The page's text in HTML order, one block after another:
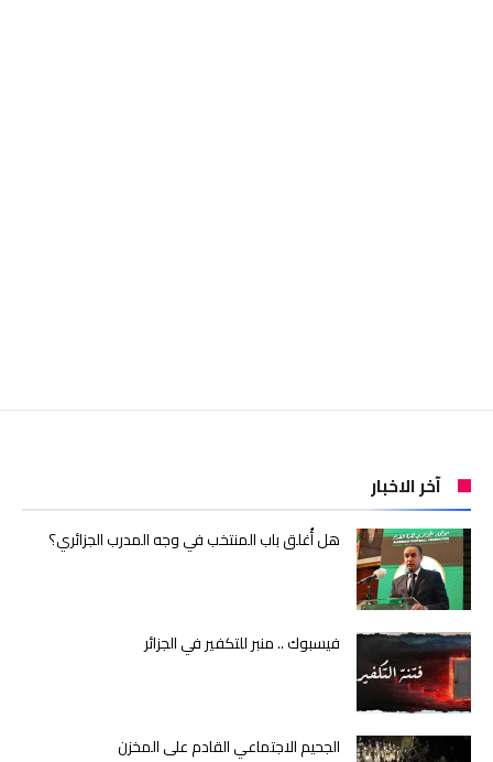
آخر الاخبار
هل أُغلق باب المنتخب في وجه المدرب الجزائري؟
فيسبوك .. منبر للتكفير في الجزائر
الجحيم الاجتماعي القادم على المخزن